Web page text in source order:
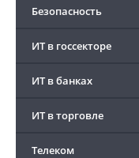
Безопасность
ИТ в госсекторе
ИТ в банках
ИТ в торговле
Телеком